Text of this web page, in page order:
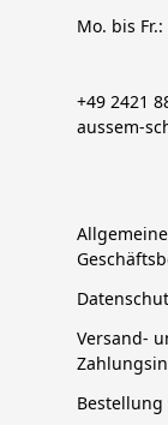
Mo. bis
+49 2421
aussem-
Allgemeine
Versand-